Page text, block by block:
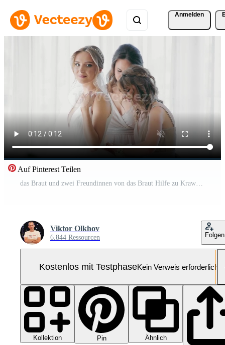
Anmelden
Auf Pinterest Teilen
das Braut und zwei Freundinnen von das Braut Hilfe zu Krawatte das Bänder von das Kleid. Vorbereitung zum das Hochzeit, das Morgen von das Braut. ein schön Braut mit ihr Brautjungfern Pro Video
Viktor Olkhov
6.844 Ressourcen Folgen
Kostenlos mit TestphaseKein Verweis erforderlich
Kollektion Pin
Ähnlich